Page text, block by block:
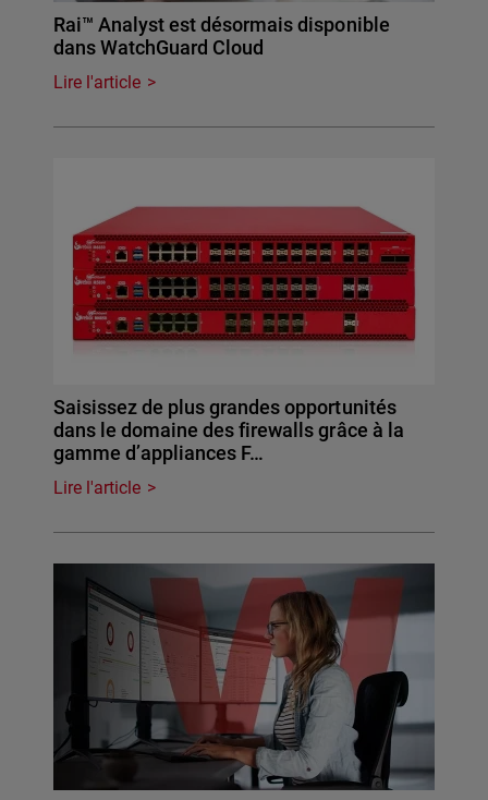
Rai™ Analyst est désormais disponible
dans WatchGuard Cloud
Lire l'article
Saisissez de plus grandes opportunités
dans le domaine des firewalls grâce à la
gamme d’appliances F…
Lire l'article